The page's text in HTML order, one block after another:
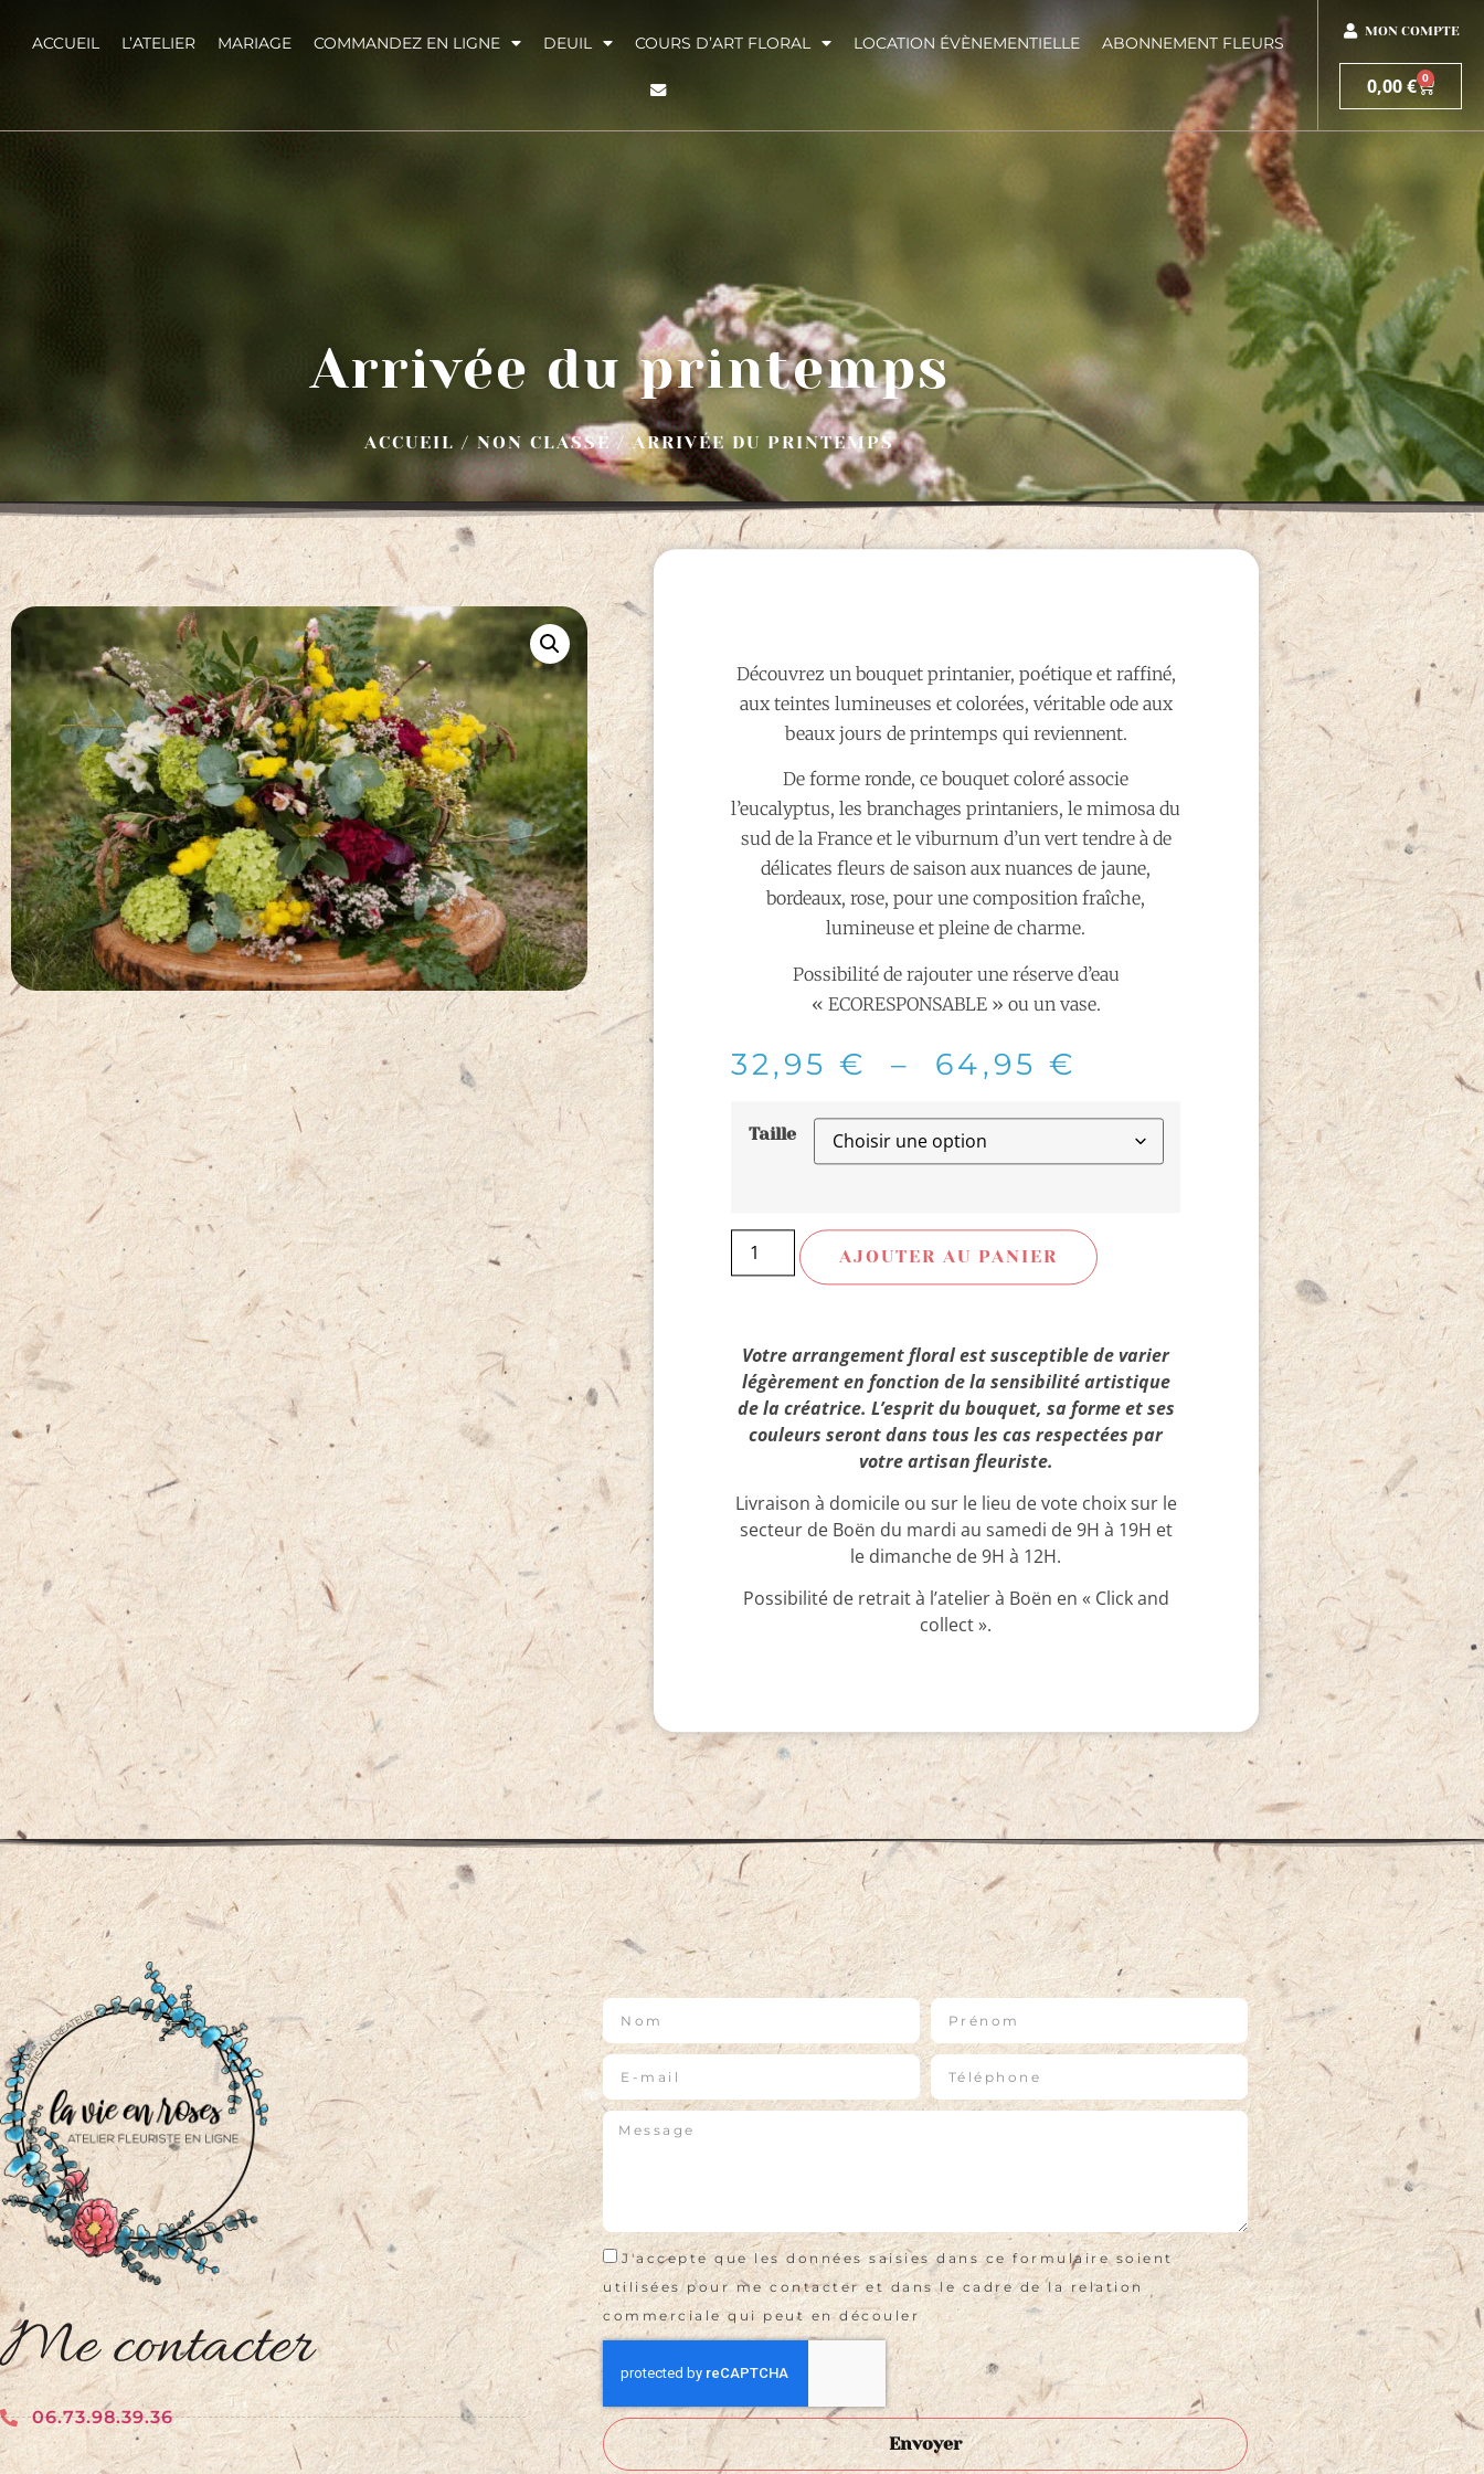
ACCUEIL L’ATELIER MARIAGE COMMANDEZ EN LIGNE DEUIL COURS D’ART FLORAL LOCATION ÉVÈNEMENTIELLE ABONNEMENT FLEURS
MON COMPTE
0,00€ 0
Arrivée du printemps
ACCUEIL /NON CLASSÉ/ ARRIVÉE DU PRINTEMPS
Découvrez un bouquet printanier, poétique et raffiné,
aux teintes lumineuses et colorées, véritable ode aux
beaux jours de printemps qui reviennent.
De forme ronde, ce bouquet coloré associe
l’eucalyptus, les branchages printaniers, le mimosa du
sud de la France et le viburnum d’un vert tendre à de
délicates fleurs de saison aux nuances de jaune,
bordeaux, rose, pour une composition fraîche,
lumineuse et pleine de charme.
Possibilité de rajouter une réserve d’eau
« ECORESPONSABLE » ou un vase.
32,95 € – 64,95 €
Taille
AJOUTER AU PANIER
Votre arrangement floral est susceptible de varier
légèrement en fonction de la sensibilité artistique
de la créatrice. L’esprit du bouquet, sa forme et ses
couleurs seront dans tous les cas respectées par
votre artisan fleuriste.
Livraison à domicile ou sur le lieu de vote choix sur le
secteur de Boën du mardi au samedi de 9H à 19H et
le dimanche de 9H à 12H.
Possibilité de retrait à l’atelier à Boën en « Click and
collect ».
Me contacter
06.73.98.39.36
J'accepte que les données saisies dans ce formulaire soient
utilisées pour me contacter et dans le cadre de la relation
commerciale qui peut en découler
Envoyer